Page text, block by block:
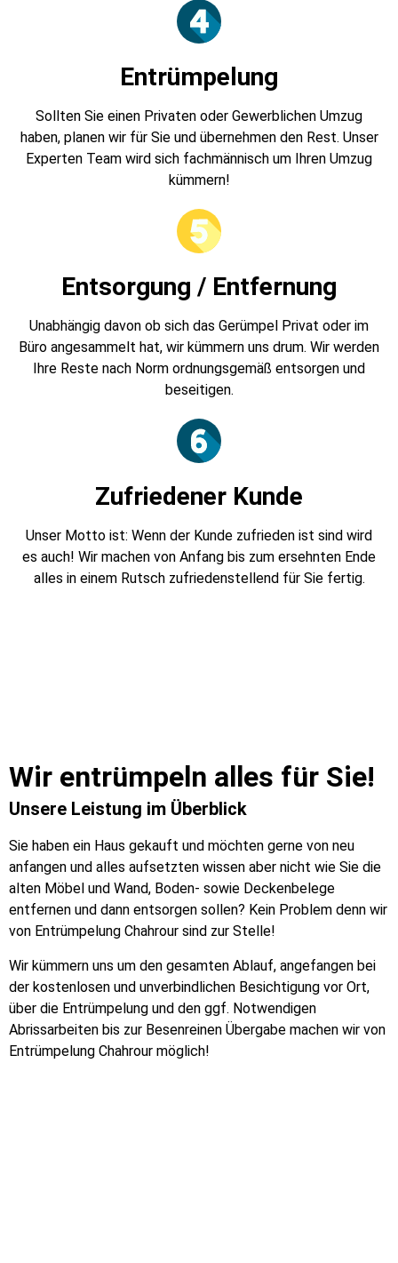
Entrümpelung
Sollten Sie einen Privaten oder Gewerblichen Umzug
haben, planen wir für Sie und übernehmen den Rest. Unser
Experten Team wird sich fachmännisch um Ihren Umzug
kümmern!
Entsorgung / Entfernung
Unabhängig davon ob sich das Gerümpel Privat oder im
Büro angesammelt hat, wir kümmern uns drum. Wir werden
Ihre Reste nach Norm ordnungsgemäß entsorgen und
beseitigen.
Zufriedener Kunde
Unser Motto ist: Wenn der Kunde zufrieden ist sind wird
es auch! Wir machen von Anfang bis zum ersehnten Ende
alles in einem Rutsch zufriedenstellend für Sie fertig.
Wir entrümpeln alles für Sie!
Unsere Leistung im Überblick
Sie haben ein Haus gekauft und möchten gerne von neu
anfangen und alles aufsetzten wissen aber nicht wie Sie die
alten Möbel und Wand, Boden- sowie Deckenbelege
entfernen und dann entsorgen sollen? Kein Problem denn wir
von Entrümpelung Chahrour sind zur Stelle!
Wir kümmern uns um den gesamten Ablauf, angefangen bei
der kostenlosen und unverbindlichen Besichtigung vor Ort,
über die Entrümpelung und den ggf. Notwendigen
Abrissarbeiten bis zur Besenreinen Übergabe machen wir von
Entrümpelung Chahrour möglich!